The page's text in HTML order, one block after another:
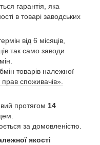
гарантія, яка
в товарі заводських
від 6 місяців,
так само заводи
товарів належної
споживачів».
протягом 14
за домовленістю.
якості